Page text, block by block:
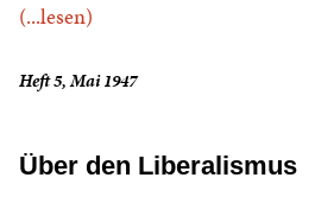
(...lesen)
Heft 5, Mai 1947
Über den Liberalismus